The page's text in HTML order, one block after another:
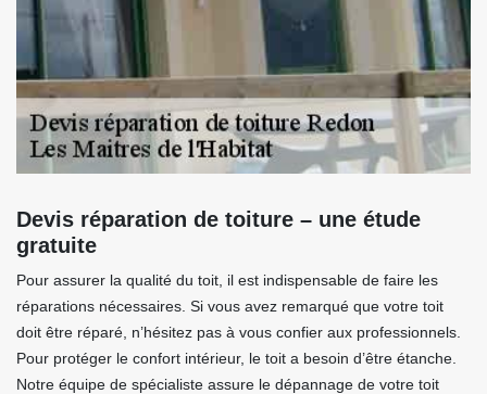
Devis réparation de toiture – une étude
gratuite
Pour assurer la qualité du toit, il est indispensable de faire les
réparations nécessaires. Si vous avez remarqué que votre toit
doit être réparé, n’hésitez pas à vous confier aux professionnels.
Pour protéger le confort intérieur, le toit a besoin d’être étanche.
Notre équipe de spécialiste assure le dépannage de votre toit